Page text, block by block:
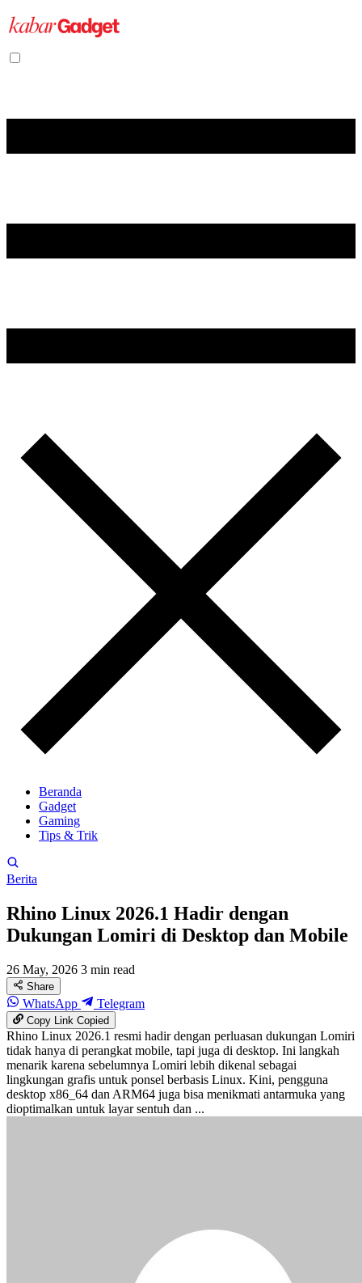
Beranda
Gadget
Gaming
Tips & Trik
Berita
Rhino Linux 2026.1 Hadir dengan
Dukungan Lomiri di Desktop dan Mobile
26 May, 2026 3 min read
Share
WhatsApp Telegram
Copy LinkCopied
Rhino Linux 2026.1 resmi hadir dengan perluasan dukungan Lomiri
tidak hanya di perangkat mobile, tapi juga di desktop. Ini langkah
menarik karena sebelumnya Lomiri lebih dikenal sebagai
lingkungan grafis untuk ponsel berbasis Linux. Kini, pengguna
desktop x86_64 dan ARM64 juga bisa menikmati antarmuka yang
dioptimalkan untuk layar sentuh dan ...